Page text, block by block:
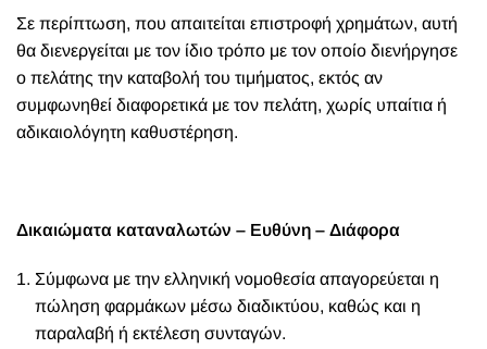
Σε περίπτωση, που απαιτείται επιστροφή χρημάτων, αυτή
θα διενεργείται με τον ίδιο τρόπο με τον οποίο διενήργησε
ο πελάτης την καταβολή του τιμήματος, εκτός αν
συμφωνηθεί διαφορετικά με τον πελάτη, χωρίς υπαίτια ή
αδικαιολόγητη καθυστέρηση.
Δικαιώματα καταναλωτών – Ευθύνη – Διάφορα
Σύμφωνα με την ελληνική νομοθεσία απαγορεύεται η
πώληση φαρμάκων μέσω διαδικτύου, καθώς και η
παραλαβή ή εκτέλεση συνταγών.